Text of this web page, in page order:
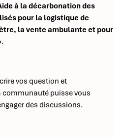
à la décarbonation des
pour la logistique de
la vente ambulante et pour
.
vos question et
puisse vous
des discussions.